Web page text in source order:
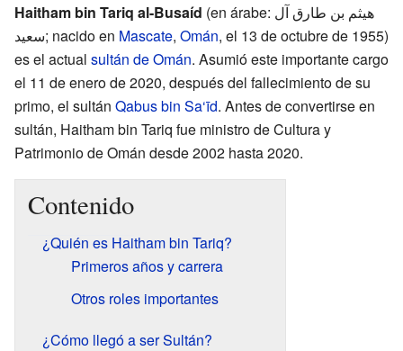
Haitham bin Tariq al-Busaíd (en árabe: هيثم بن طارق آل
سعيد‎; nacido en Mascate, Omán, el 13 de octubre de 1955)
es el actual sultán de Omán. Asumió este importante cargo
el 11 de enero de 2020, después del fallecimiento de su
primo, el sultán Qabus bin Sa‘īd. Antes de convertirse en
sultán, Haitham bin Tariq fue ministro de Cultura y
Patrimonio de Omán desde 2002 hasta 2020.
Contenido
¿Quién es Haitham bin Tariq?
Primeros años y carrera
Otros roles importantes
¿Cómo llegó a ser Sultán?